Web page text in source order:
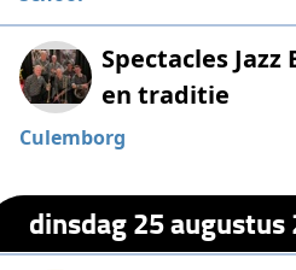
Spectacles
en traditie
Culemborg
dinsdag 25 augustus